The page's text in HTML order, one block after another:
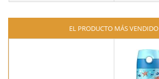
EL PRODUCTO MÁS VENDIDO